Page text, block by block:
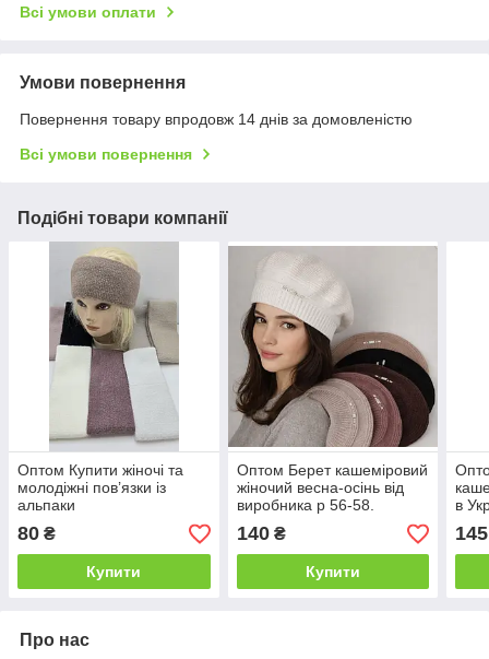
Всі умови оплати
Умови повернення
Повернення товару впродовж 14 днів за домовленістю
Всі умови повернення
Подібні товари компанії
Оптом Купити жіночі та
молодіжні пов’язки із
альпаки
80 ₴
Купити
Оптом Берет кашеміровий
жіночий весна-осінь від
виробника р 56-58.
140₴
Купити
в
145
Про нас